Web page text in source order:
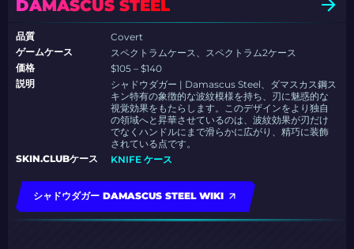
DAMASCUS STEEL
品質
Covert
ゲームケース
スペクトラムケース、スペクトラム2ケース
価格
$105 – $140
説明
シャドウダガー | Damascus Steel、ダマスカス鋼ス
キン特有の象徴的な波紋模様を持ち、刃に魅惑的な
視覚効果をもたらします。このデザインをより独自
の領域へと昇華させているのは、波紋効果が刃だけ
でなくハンドルにまで滑らかに広がり、精巧に装飾
されている点です。
SKIN.CLUBケース
KNIFE ケース
シャドウダガー DAMASCUS STEEL WIKI